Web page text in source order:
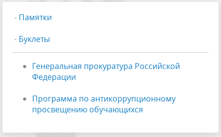
- Памятки
- Буклеты
Генеральная прокуратура Российской
Федерации
Программа по антикоррупционному
просвещению обучающихся